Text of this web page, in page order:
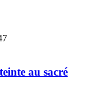
au sacré